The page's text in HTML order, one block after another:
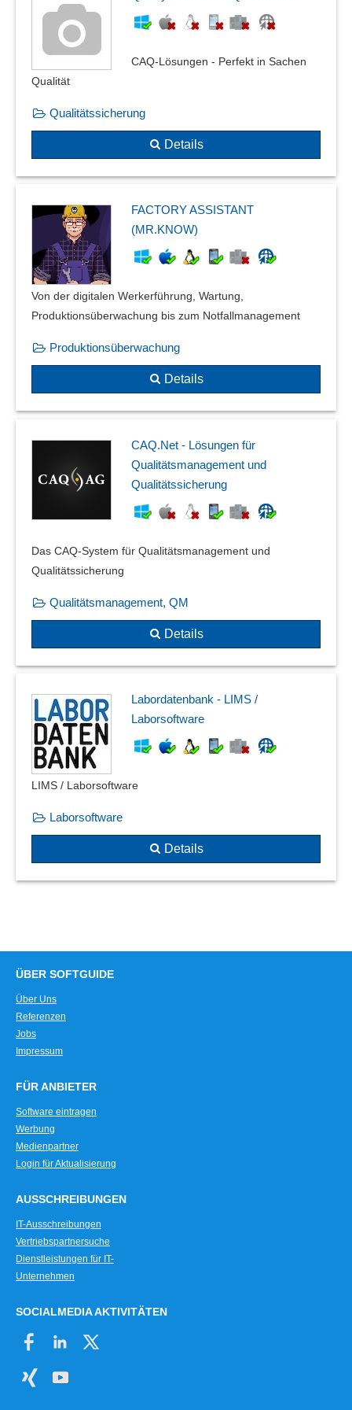
Prüfautomatisierung
Prüfberichte
Prüfergebnisse
Prüfmittelmanagement
Prüfpläne
Prüfschärfe
Prüfstempel
Prüfungsmethoden
Qualitätskontrolle
Qualitätsmanagement
Qualitätssicherung
Richtlinienmanagement
Risikobewertung
Rückverfolgbarkeit
Sicherheitskennzeichen
Standardkataloge
Stichprobensystem
Stillstandserkennung
Verwendungsnachweis
Vier-Augen-Prinzip
Vorfallmanagement
Warnschwellen
Wirksamkeitscheck
CAQ-Lösungen - Perfekt in Sachen
Qualität
Qualitätssicherung
Details
FACTORY ASSISTANT
(MR.KNOW)
Von der digitalen Werkerführung, Wartung,
Produktionsüberwachung bis zum Notfallmanagement
Produktionsüberwachung
Details
CAQ.Net - Lösungen für
Qualitätsmanagement und
Qualitätssicherung
Das CAQ-System für Qualitätsmanagement und
Qualitätssicherung
Qualitätsmanagement, QM
Details
Labordatenbank - LIMS /
Laborsoftware
LIMS / Laborsoftware
Laborsoftware
Details
ÜBER SOFTGUIDE
Über Uns
Referenzen
Jobs
Impressum
FÜR ANBIETER
Software eintragen
Werbung
Medienpartner
Login für Aktualisierung
AUSSCHREIBUNGEN
IT-Ausschreibungen
Vertriebspartnersuche
Dienstleistungen für IT-
Unternehmen
SOCIALMEDIA AKTIVITÄTEN